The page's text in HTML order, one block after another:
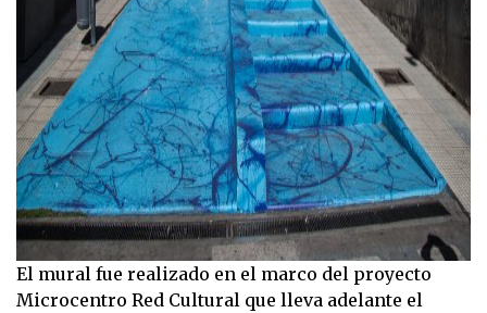
El mural fue realizado en el marco del proyecto
Microcentro Red Cultural que lleva adelante el